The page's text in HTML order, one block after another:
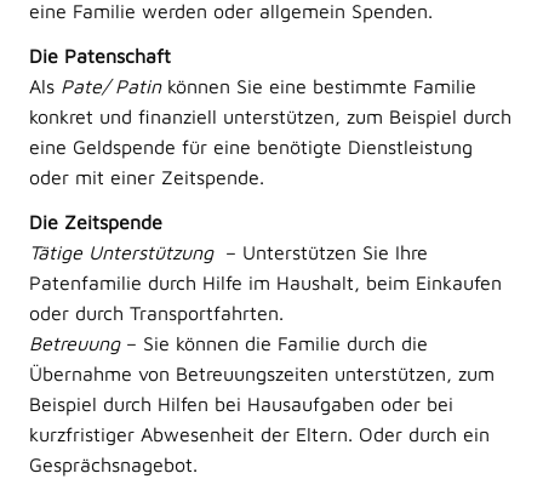
eine Familie werden oder allgemein Spenden.
Die Patenschaft
Als Pate/ Patin können Sie eine bestimmte Familie
konkret und finanziell unterstützen, zum Beispiel durch
eine Geldspende für eine benötigte Dienstleistung
oder mit einer Zeitspende.
Die Zeitspende
Tätige Unterstützung – Unterstützen Sie Ihre
Patenfamilie durch Hilfe im Haushalt, beim Einkaufen
oder durch Transportfahrten.
Betreuung – Sie können die Familie durch die
Übernahme von Betreuungszeiten unterstützen, zum
Beispiel durch Hilfen bei Hausaufgaben oder bei
kurzfristiger Abwesenheit der Eltern. Oder durch ein
Gesprächsnagebot.